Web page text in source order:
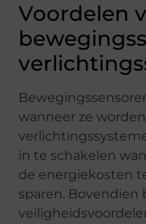
Voordelen
wanneer ze
in te schakelen
de energiekosten
sparen. Bovendien